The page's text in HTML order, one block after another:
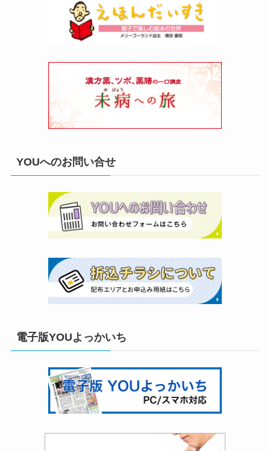
YOUへのお問い合せ
電子版YOUよっかいち